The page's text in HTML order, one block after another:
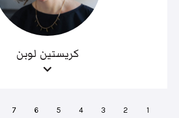
كريستين لوبن
1
2
3
4
5
6
7